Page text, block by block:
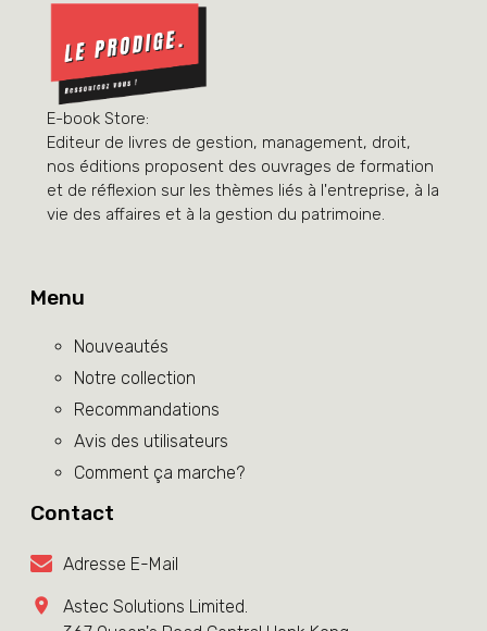
E-book Store:
Editeur de livres de gestion, management, droit,
nos éditions proposent des ouvrages de formation
et de réflexion sur les thèmes liés à l'entreprise, à la
vie des affaires et à la gestion du patrimoine.
Menu
Nouveautés
Notre collection
Recommandations
Avis des utilisateurs
Comment ça marche?
Contact
Adresse E-Mail
Astec Solutions Limited.